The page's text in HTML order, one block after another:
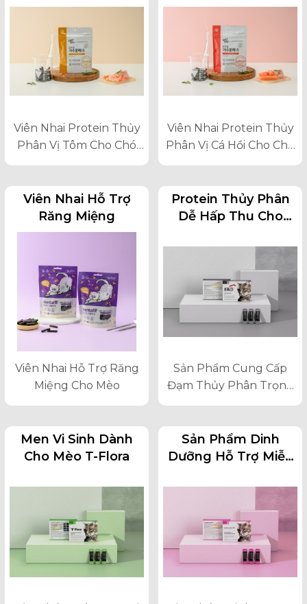
Viên Nhai Protein Thủy
Phân Vị Tôm Cho Chó
Mèo
Viên Nhai Protein Thủy
Phân Vị Cá Hồi Cho Chó
Mèo
Viên Nhai Hỗ Trợ
Răng Miệng
Viên Nhai Hỗ Trợ Răng
Miệng Cho Mèo
Protein Thủy Phân
Dễ Hấp Thu Cho
Sản Phẩm Cung Cấp
Đạm Thủy Phân Trọng
Lượng Phân Tử Thấp,
Khó Khăn Trong Việc
Hấp Thu Protein, Dị
Men Vi Sinh Dành
Cho Mèo T-Flora
Sản Phẩm Dinh
Dưỡng Hỗ Trợ Miễn
Hóa Cho Mèo